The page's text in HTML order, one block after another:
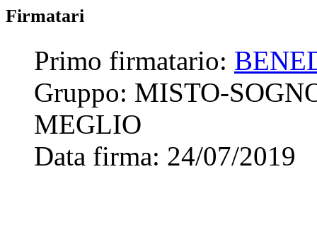
Firmatari
Primo firmatario:
Gruppo: MISTO-
MEGLIO
Data firma: 24/07/2019